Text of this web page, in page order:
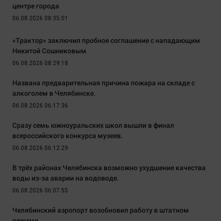
центре города
06.08.2026 08:35:01
«Трактор» заключил пробное соглашение с нападающим
Никитой Сошниковым
06.08.2026 08:29:18
Названа предварительная причина пожара на складе с
алкоголем в Челябинске.
06.08.2026 06:17:36
Сразу семь южноуральских школ вышли в финал
всероссийского конкурса музеев.
06.08.2026 06:12:29
В трёх районах Челябинска возможно ухудшение качества
воды из-за аварии на водоводе.
06.08.2026 06:07:55
Челябинский аэропорт возобновил работу в штатном